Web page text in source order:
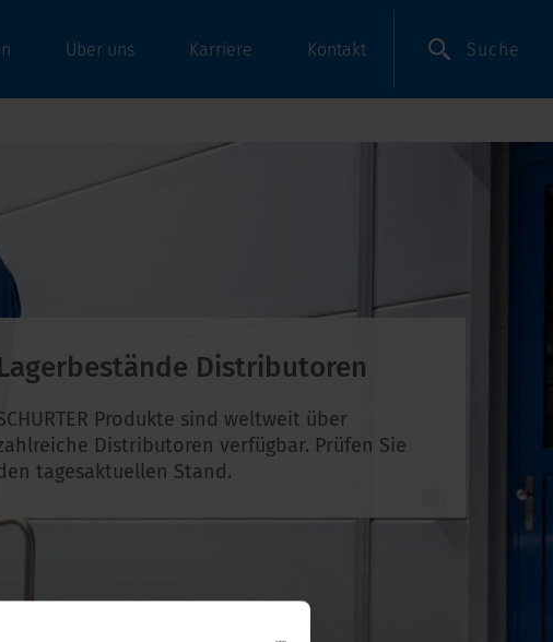
Über uns Karriere Kontakt Suche
Distributoren
Produkte sind weltweit über
Distributoren verfügbar. Prüfen Sie
tagesaktuellen Stand.